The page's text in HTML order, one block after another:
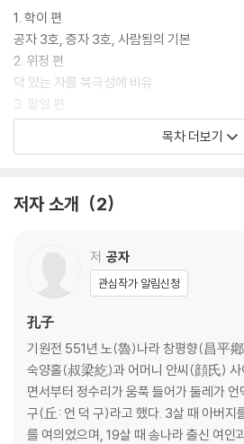
하지만 한문에 막혀 중도에 그만두는 사람들
근거로 매끄러운 문장으로 써 내려갔습니다.
여러분을 기다리고 있습니다.
1. 학이 편
공자 3호, 증자 3호, 사람됨의 기본
2. 위정 편
덕 있는 자를 북극성에 비유
3. 팔일 편
팔일 무는 천자가 지내는 예
공야장은 사위로, 남용은 조카 사위로
중궁은 왕이 될 만함
술이부작
8. 태백 편
태백은 천하를 세 번 양도
9. 자한 편
이익, 명, 인덕을 드물게 말함
10. 향당 편
마을, 종묘, 조정에서
목차 더보기
저자 소개 2
저 공자
관심작가 알림신청
孔子
기원전 551년 노(魯)나라 창평향(昌平
숙양홀(叔梁紇)과 어머니 안씨(顔氏) 사
면서부터 정수리가 움푹 들어가 둘레가
구(丘: 언 덕 구)라고 했다. 3살 때 아버지
를 여의었으며, 19살 때 송나라 출신 여인